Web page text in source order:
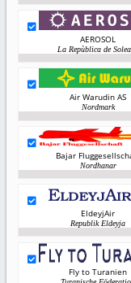
AEROSOL
La Repùblica de
Air Warudin AS
Nordmark
Bajar
Nordhanar
EldeyjAir
Republik Eldeyja
Fly to Turanien